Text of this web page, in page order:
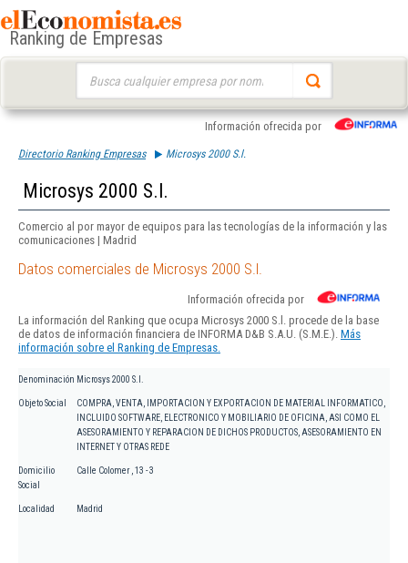
Ranking de Empresas
Información ofrecida por
Directorio Ranking Empresas Microsys 2000 S.l.
Microsys 2000 S.l.
Comercio al por mayor de equipos para las tecnologías de la información y las
comunicaciones | Madrid
Datos comerciales de Microsys 2000 S.l.
Información ofrecida por
La información del Ranking que ocupa Microsys 2000 S.l. procede de la base
de datos de información financiera de INFORMA D&B S.A.U. (S.M.E.). Más
información sobre el Ranking de Empresas.
Denominación Microsys 2000 S.l.
Objeto Social
COMPRA, VENTA, IMPORTACION Y EXPORTACION DE MATERIAL INFORMATICO,
INCLUIDO SOFTWARE, ELECTRONICO Y MOBILIARIO DE OFICINA, ASI COMO EL
ASESORAMIENTO Y REPARACION DE DICHOS PRODUCTOS, ASESORAMIENTO EN
INTERNET Y OTRAS REDE
Domicilio
Social
Calle Colomer , 13 - 3
Localidad Madrid